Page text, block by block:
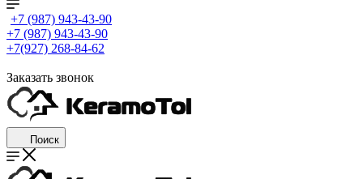
+7 (987) 943-43-90
+7 (987) 943-43-90
+7(927) 268-84-62
Заказать звонок
Поиск